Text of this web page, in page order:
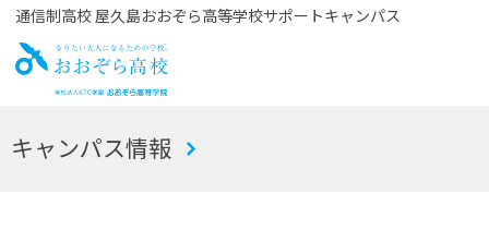
通信制高校 屋久島おおぞら高等学校サポートキャンパス
お
キャンパス情報